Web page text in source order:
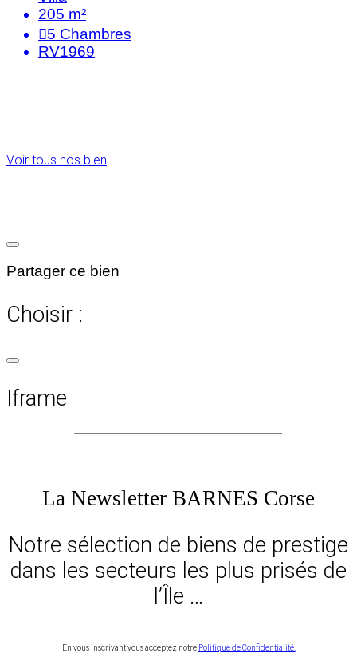
205 m²
5 Chambres
RV1969
Voir tous nos bien
Partager ce bien
Choisir :
Iframe
La Newsletter BARNES Corse
Notre sélection de biens de prestige
dans les secteurs les plus prisés de
l’Île …
En vous inscrivant vous acceptez notre Politique de Confidentialité.